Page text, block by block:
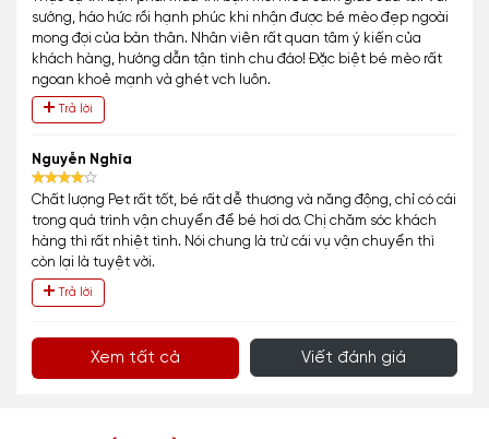
sướng, háo hức rồi hạnh phúc khi nhận được bé mèo đẹp ngoài
mong đợi của bản thân. Nhân viên rất quan tâm ý kiến của
khách hàng, hướng dẫn tận tình chu đáo! Đặc biệt bé mèo rất
ngoan khoẻ mạnh và ghét vch luôn.
Trả lời
Nguyễn Nghĩa
Chất lượng Pet rất tốt, bé rất dễ thương và năng động, chỉ có cái
trong quá trình vận chuyển để bé hơi dơ. Chị chăm sóc khách
hàng thì rất nhiệt tình. Nói chung là trừ cái vụ vận chuyển thì
còn lại là tuyệt vời.
Trả lời
Xem tất cả Viết đánh giá